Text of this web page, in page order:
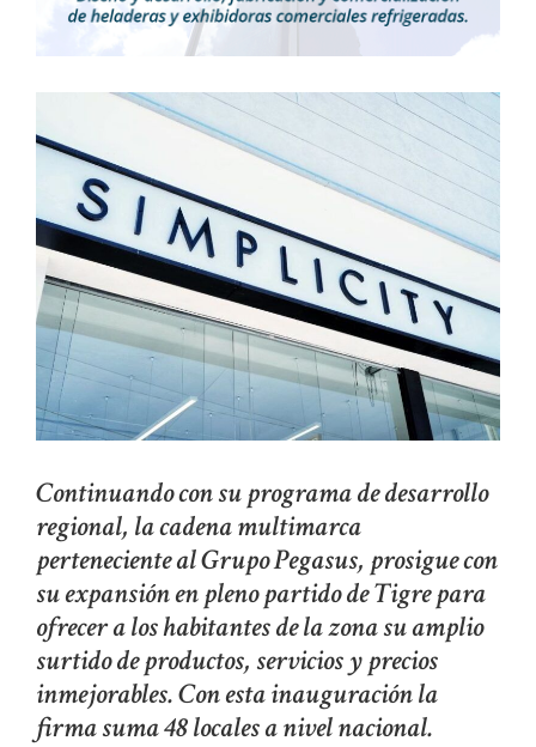
Continuando con su programa de desarrollo
regional, la cadena multimarca
perteneciente al Grupo Pegasus, prosigue con
su expansión en pleno partido de Tigre para
ofrecer a los habitantes de la zona su amplio
surtido de productos, servicios y precios
inmejorables. Con esta inauguración la
firma suma 48 locales a nivel nacional.